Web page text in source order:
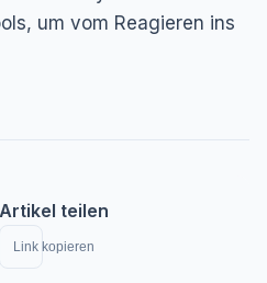
um vom Reagieren ins
teilen
Link kopieren